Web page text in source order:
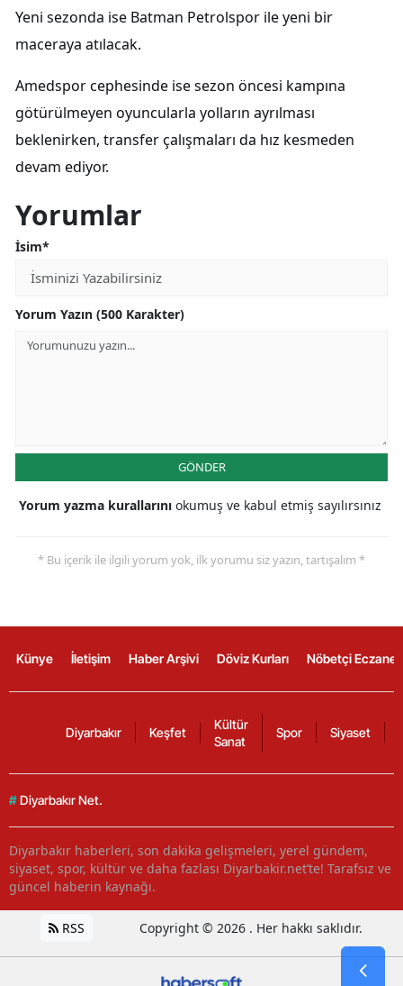
Yeni sezonda ise Batman Petrolspor ile yeni bir
maceraya atılacak.
Amedspor cephesinde ise sezon öncesi kampına
götürülmeyen oyuncularla yolların ayrılması
beklenirken, transfer çalışmaları da hız kesmeden
devam ediyor.
Yorumlar
İsim*
Yorum Yazın (500 Karakter)
GÖNDER
Yorum yazma kurallarını okumuş ve kabul etmiş sayılırsınız
* Bu içerik ile ilgili yorum yok, ilk yorumu siz yazın, tartışalım *
Künye İletişim Haber Arşivi Döviz Kurları Nöbetçi
Diyarbakır Keşfet
Kültür
Sanat
Spor Siyaset
# Diyarbakır Net.
Diyarbakır haberleri, son dakika gelişmeleri, yerel gündem,
siyaset, spor, kültür ve daha fazlası Diyarbakir.net’te! Tarafsız ve
güncel haberin kaynağı.
RSS Copyright © 2026 . Her hakkı saklıdır.